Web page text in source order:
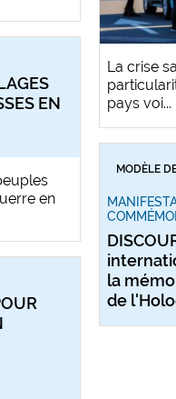
EN
en
La crise
pays voi...
MODÈLE
la
de